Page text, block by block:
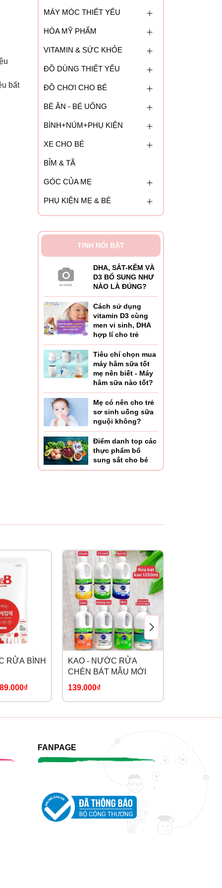
bất
MÁY MÓC THIẾT YẾU
HÓA MỸ PHẨM
VITAMIN & SỨC KHỎE
ĐỒ DÙNG THIẾT YẾU
ĐỒ CHƠI CHO BÉ
BÉ ĂN - BÉ UỐNG
BÌNH+NÚM+PHỤ KIỆN
XE CHO BÉ
BỈM & TÃ
GÓC CỦA MẸ
PHỤ KIỆN MẸ & BÉ
TINH NỔI BẬT
DHA, SẮT-KẼM VÀ
D3 BỔ SUNG NHƯ
NÀO LÀ ĐÚNG?
Cách sử dụng
vitamin D3 cùng
men vi sinh, DHA
hợp lí cho trẻ
Tiêu chí chọn mua
máy hâm sữa tốt
mẹ nên biết - Máy
hâm sữa nào tốt?
Mẹ có nên cho trẻ
sơ sinh uống sữa
nguội không?
Điểm danh top các
thực phẩm bổ
sung sắt cho bé
RỬA BÌNH
KAO - NƯỚC RỬA
CHÉN BÁT MẪU MỚI
139.000₫
FANPAGE